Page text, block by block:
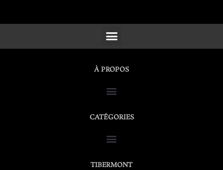
À PROPOS
CATÉGORIES
TIBERMONT